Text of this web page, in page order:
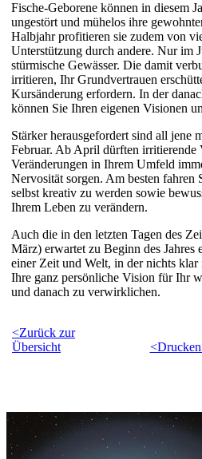
Fische-Geborene können in diesem
ungestört und mühelos ihre
Halbjahr profitieren sie zudem von
Unterstützung durch andere. Nur im
stürmische Gewässer. Die damit
irritieren, Ihr Grundvertrauen
Kursänderung erfordern. In der
können Sie Ihren eigenen Visionen
Stärker herausgefordert sind all jene
Februar. Ab April dürften irritierende
Veränderungen in Ihrem Umfeld
Nervosität sorgen. Am besten fahren
selbst kreativ zu werden sowie
Ihrem Leben zu verändern.
Auch die in den letzten Tagen des
März) erwartet zu Beginn des Jahres
einer Zeit und Welt, in der nichts klar
Ihre ganz persönliche Vision für Ihr
und danach zu verwirklichen.
<Zurück zur
Übersicht